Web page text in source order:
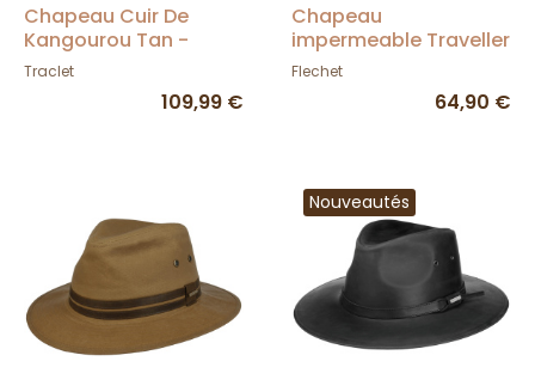
Chapeau Cuir De
Kangourou Tan -
Sundowner Scippis -
Traclet
109,99 €
Chapeau
impermeable Traveller
Langres Crushable
Feutre Noir - Flechet
Flechet
64,90 €
Nouveautés